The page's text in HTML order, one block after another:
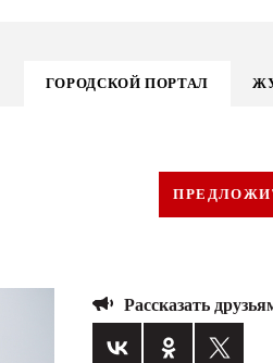
ГОРОДСКОЙ ПОРТАЛ
Рассказать